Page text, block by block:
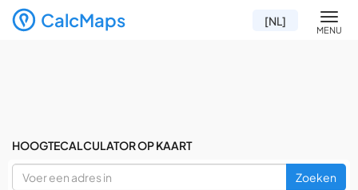
CalcMaps MENU
[NL]
HOOGTECALCULATOR OP KAART
Zoeken